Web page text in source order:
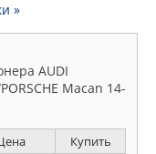
»
AUDI
Macan 14-
Купить